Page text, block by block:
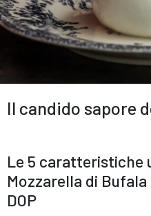
Il candido sapore
Le 5 caratteristiche
Mozzarella di Bufala
DOP